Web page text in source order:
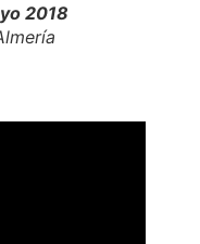
2018